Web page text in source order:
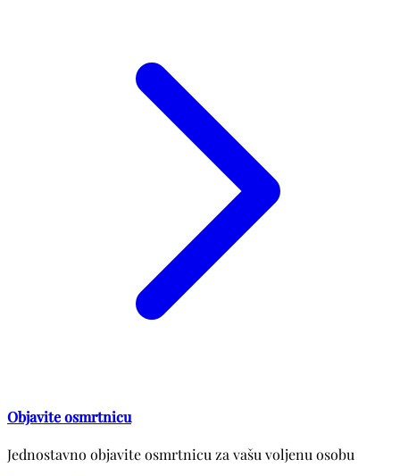
Objavite osmrtnicu
Jednostavno objavite osmrtnicu za vašu voljenu osobu